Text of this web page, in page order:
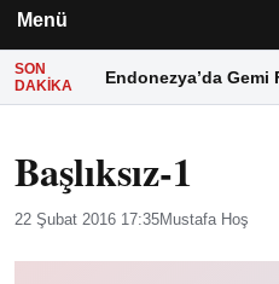
Menü
SON
DAKIKA
Endonezya’da Gemi
Başlıksız-1
22 Şubat 2016 17:35Mustafa Hoş